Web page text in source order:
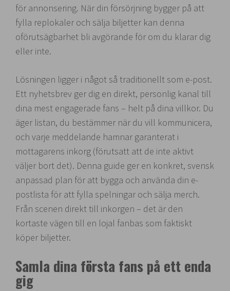
för annonsering. När din försörjning bygger på att
fylla replokaler och sälja biljetter kan denna
oförutsägbarhet bli avgörande för om du klarar dig
eller inte.
Lösningen ligger i något så traditionellt som e-post.
Ett nyhetsbrev ger dig en direkt, personlig kanal till
dina mest engagerade fans – helt på dina villkor. Du
äger listan, du bestämmer när du vill kommunicera,
och varje meddelande hamnar garanterat i
mottagarens inkorg (förutsatt att de inte aktivt
väljer bort det). Denna guide ger en konkret, svensk
anpassad plan för att bygga och använda din e-
postlista för att fylla spelningar och sälja merch.
Från scenen direkt till inkorgen – det är den
kortaste vägen till en lojal fanbas som faktiskt
köper biljetter.
Samla dina första fans på ett enda
gig